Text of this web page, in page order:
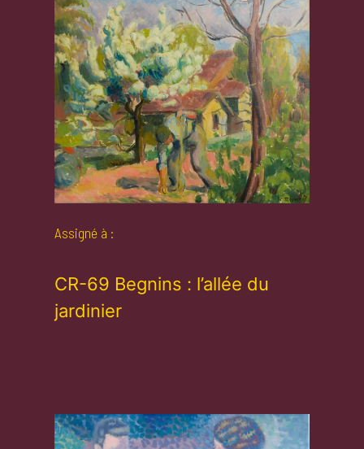
Assigné à :
CR-69 Begnins : l’allée du
jardinier